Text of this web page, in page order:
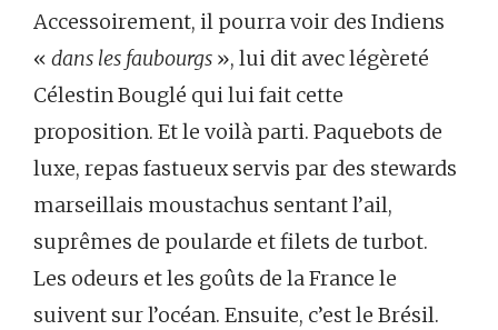
Accessoirement, il pourra voir des Indiens
« dans les faubourgs », lui dit avec légèreté
Célestin Bouglé qui lui fait cette
proposition. Et le voilà parti. Paquebots de
luxe, repas fastueux servis par des stewards
marseillais moustachus sentant l’ail,
suprêmes de poularde et filets de turbot.
Les odeurs et les goûts de la France le
suivent sur l’océan. Ensuite, c’est le Brésil.